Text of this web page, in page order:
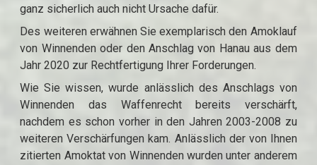
ganz sicherlich auch nicht Ursache dafür.
Des weiteren erwähnen Sie exemplarisch den Amoklauf
von Winnenden oder den Anschlag von Hanau aus dem
Jahr 2020 zur Rechtfertigung Ihrer Forderungen.
Wie Sie wissen, wurde anlässlich des Anschlags von
Winnenden das Waffenrecht bereits verschärft,
nachdem es schon vorher in den Jahren 2003-2008 zu
weiteren Verschärfungen kam. Anlässlich der von Ihnen
zitierten Amoktat von Winnenden wurden unter anderem